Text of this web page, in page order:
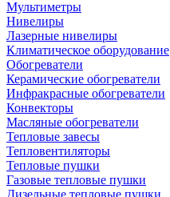
Мультиметры
Нивелиры
Лазерные нивелиры
Климатическое оборудование
Обогреватели
Керамические обогреватели
Инфракрасные обогреватели
Конвекторы
Масляные обогреватели
Тепловые завесы
Тепловентиляторы
Тепловые пушки
Газовые тепловые пушки
Дизельные тепловые пушки